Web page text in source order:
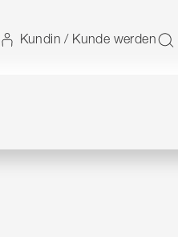
Kundin / Kunde werden